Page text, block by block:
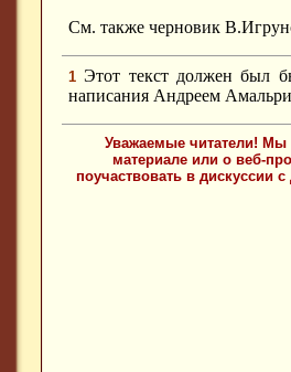
См. также черновик
1 Этот текст должен был
написания Андреем
Уважаемые читатели! Мы
материале или о веб-
поучаствовать в дискуссии